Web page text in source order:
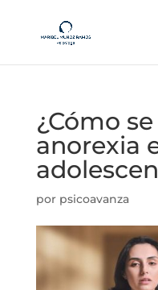
¿Cómo
anorexia
por psicoavanza